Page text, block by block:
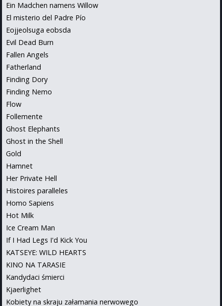
Ein Madchen namens Willow
El misterio del Padre Pío
Eojjeolsuga eobsda
Evil Dead Burn
Fallen Angels
Fatherland
Finding Dory
Finding Nemo
Flow
Follemente
Ghost Elephants
Ghost in the Shell
Gold
Hamnet
Her Private Hell
Histoires paralleles
Homo Sapiens
Hot Milk
Ice Cream Man
If I Had Legs I'd Kick You
KATSEYE: WILD HEARTS
KINO NA TARASIE
Kandydaci śmierci
Kjaerlighet
Kobiety na skraju załamania nerwowego